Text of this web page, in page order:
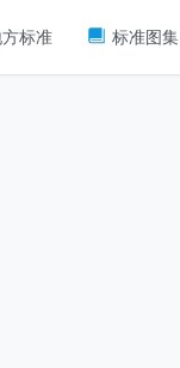
标准 标准图集